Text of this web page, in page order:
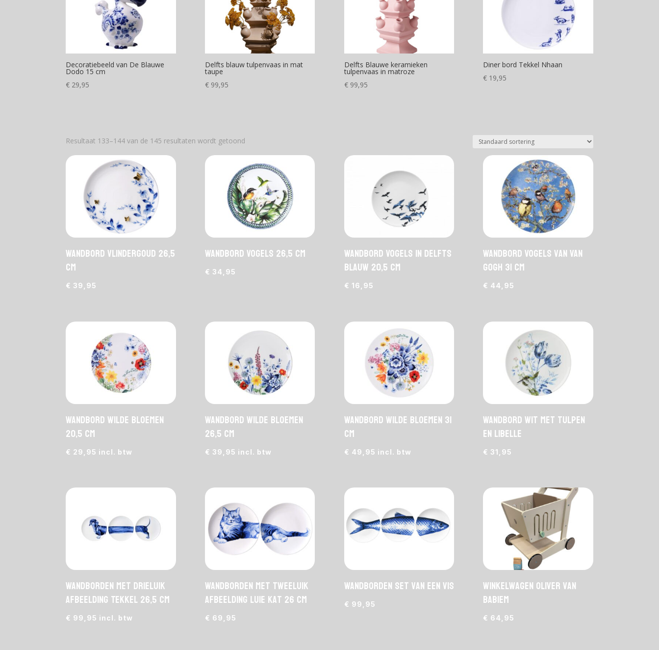
Decoratiebeeld van De Blauwe
Dodo 15 cm
€ 29,95
Delfts blauw tulpenvaas in mat
taupe
€99,95
Delfts Blauwe keramieken
tulpenvaas in matroze
€99,95
Diner bord Tekkel Nhaan
€ 19,95
Resultaat 133–144 van de 145 resultaten wordt getoond
Wandbord Vlindergoud 26,5
cm
€ 39,95
Wandbord Vogels 26,5 cm
€ 34,95
Wandbord Vogels in Delfts
Blauw 20,5 cm
€ 16,95
Wandbord Vogels van Van
Gogh 31 cm
€ 44,95
Wandbord Wilde Bloemen
20,5 cm
€ 29,95 incl. btw
Wandbord Wilde Bloemen
26,5 cm
€ 39,95 incl. btw
Wandbord Wilde Bloemen 31
cm
€ 49,95 incl. btw
Wandbord wit met tulpen
en Libelle
€ 31,95
Wandborden met drieluik
afbeelding Tekkel 26,5 cm
€ 99,95 incl. btw
Wandborden met tweeluik
afbeelding luie kat 26 cm
€ 69,95
Wandborden set van een vis
€ 99,95
Winkelwagen Oliver van
Babiem
€ 64,95